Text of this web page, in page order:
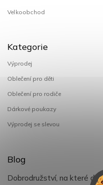
Velkoobchod
Kategorie
Výprodej
Oblečení pro děti
Oblečení pro rodiče
Dárkové poukazy
Výprodej se slevou
Blog
Dobrodružství, na které